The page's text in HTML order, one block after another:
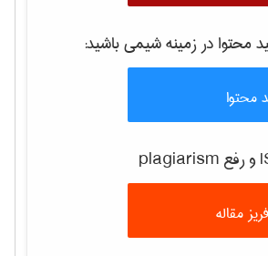
محتوا در زمینهشيمیباشید:
محتوا
مقاله